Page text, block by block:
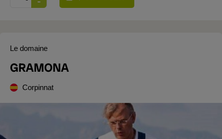
Le domaine
GRAMONA
Corpinnat